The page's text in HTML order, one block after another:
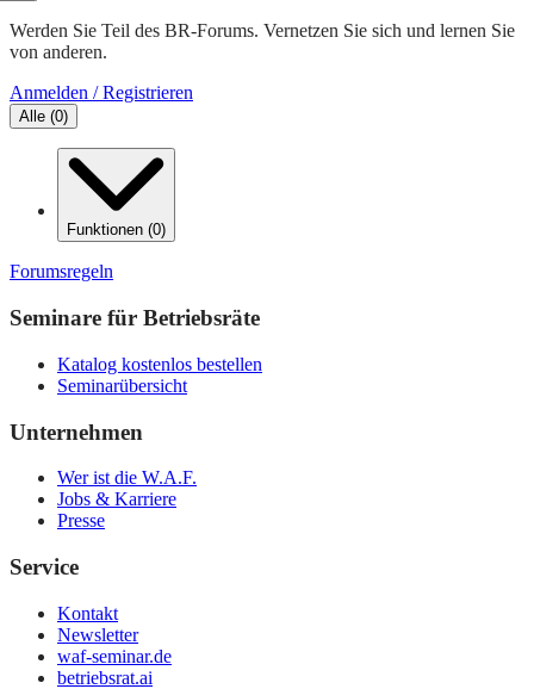
Werden Sie Teil des BR-Forums. Vernetzen Sie sich und lernen Sie
von anderen.
Anmelden / Registrieren
Alle (0)
Funktionen (0)
Forumsregeln
Seminare für Betriebsräte
Katalog kostenlos bestellen
Seminarübersicht
Unternehmen
Wer ist die W.A.F.
Jobs & Karriere
Presse
Service
Kontakt
Newsletter
waf-seminar.de
betriebsrat.ai